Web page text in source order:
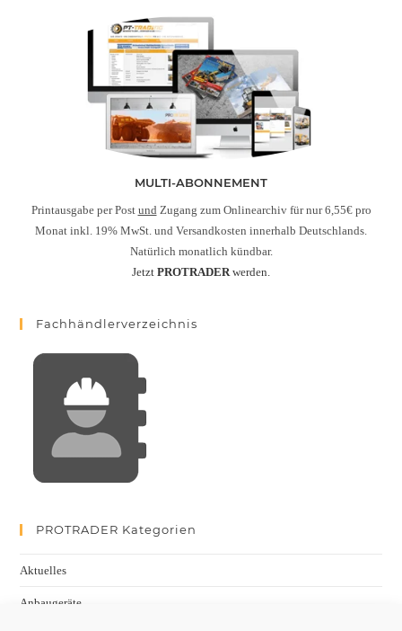
MULTI-ABONNEMENT
Printausgabe per Post und Zugang zum Onlinearchiv für nur 6,55€ pro
Monat inkl. 19% MwSt. und Versandkosten innerhalb Deutschlands.
Natürlich monatlich kündbar.
Jetzt PROTRADERwerden.
Fachhändlerverzeichnis
PROTRADER Kategorien
Aktuelles
Anbaugeräte